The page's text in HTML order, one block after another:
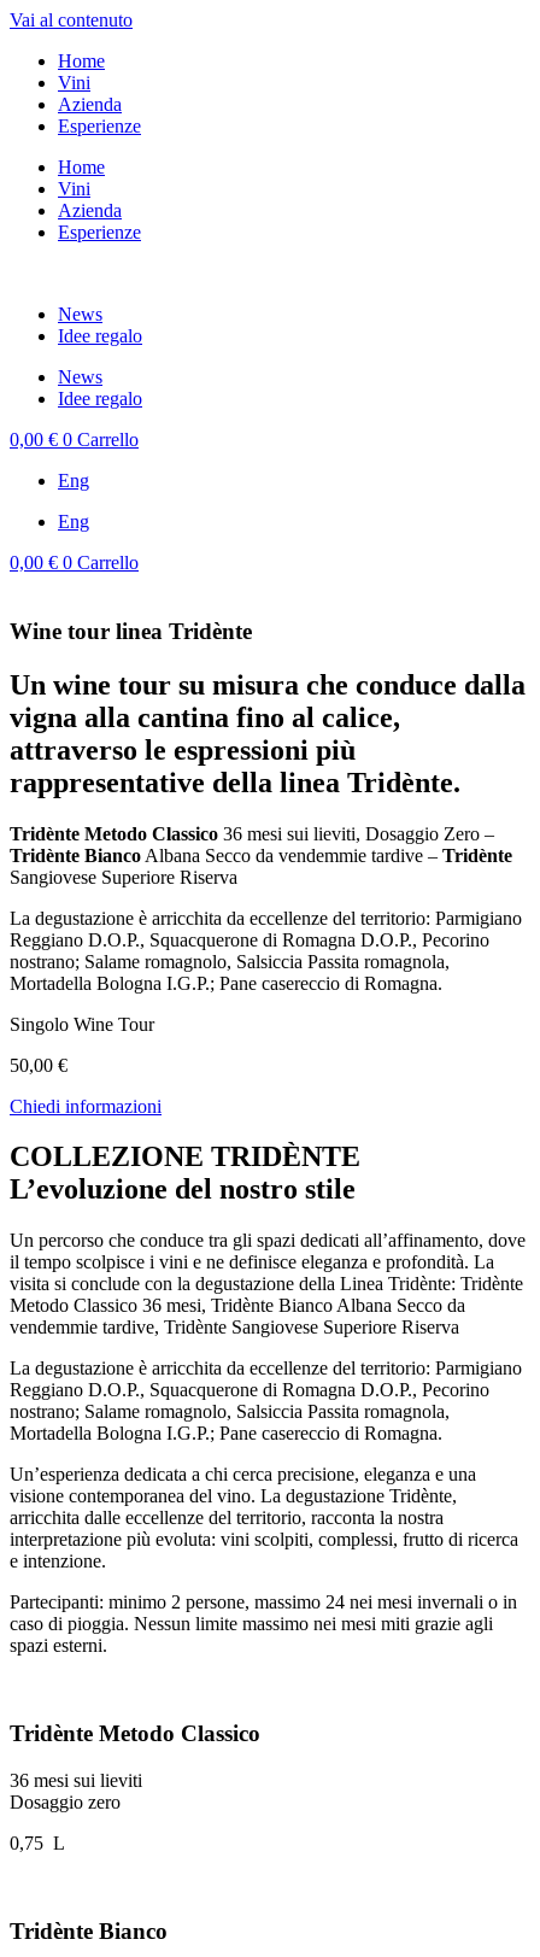
Vai al contenuto
Home
Vini
Azienda
Esperienze
Home
Vini
Azienda
Esperienze
News
Idee regalo
News
Idee regalo
0,00 € 0 Carrello
Eng
Eng
0,00 € 0 Carrello
Wine tour linea Tridènte
Un wine tour su misura che conduce dalla
vigna alla cantina fino al calice,
attraverso le espressioni più
rappresentative della linea Tridènte.
Tridènte Metodo Classico 36 mesi sui lieviti, Dosaggio Zero –
Tridènte Bianco Albana Secco da vendemmie tardive – Tridènte
Sangiovese Superiore Riserva
La degustazione è arricchita da eccellenze del territorio: Parmigiano
Reggiano D.O.P., Squacquerone di Romagna D.O.P., Pecorino
nostrano; Salame romagnolo, Salsiccia Passita romagnola,
Mortadella Bologna I.G.P.; Pane casereccio di Romagna.
Singolo Wine Tour
50,00 €
Chiedi informazioni
COLLEZIONE TRIDÈNTE
L’evoluzione del nostro stile
Un percorso che conduce tra gli spazi dedicati all’affinamento, dove
il tempo scolpisce i vini e ne definisce eleganza e profondità. La
visita si conclude con la degustazione della Linea Tridènte: Tridènte
Metodo Classico 36 mesi, Tridènte Bianco Albana Secco da
vendemmie tardive, Tridènte Sangiovese Superiore Riserva
La degustazione è arricchita da eccellenze del territorio: Parmigiano
Reggiano D.O.P., Squacquerone di Romagna D.O.P., Pecorino
nostrano; Salame romagnolo, Salsiccia Passita romagnola,
Mortadella Bologna I.G.P.; Pane casereccio di Romagna.
Un’esperienza dedicata a chi cerca precisione, eleganza e una
visione contemporanea del vino. La degustazione Tridènte,
arricchita dalle eccellenze del territorio, racconta la nostra
interpretazione più evoluta: vini scolpiti, complessi, frutto di ricerca
e intenzione.
Partecipanti: minimo 2 persone, massimo 24 nei mesi invernali o in
caso di pioggia. Nessun limite massimo nei mesi miti grazie agli
spazi esterni.
Tridènte Metodo Classico
36 mesi sui lieviti
Dosaggio zero
0,75 L
Tridènte Bianco